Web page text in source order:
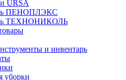
URSA
ПЕНОПЛЭКС
ТЕХНОНИКОЛЬ
и инвентарь
уборки